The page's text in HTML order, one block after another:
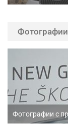
Фотографии с